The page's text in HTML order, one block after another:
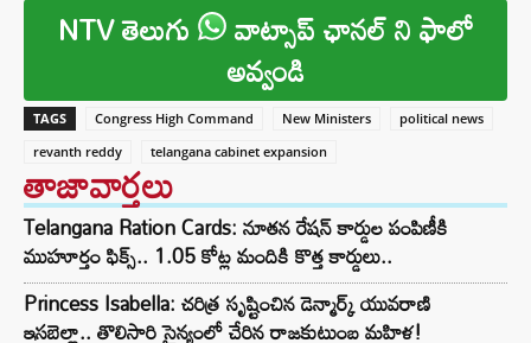
NTV తెలుగు వాట్సాప్ ఛానల్ ని ఫాలో
అవ్వండి
TAGS Congress High Command New Ministers
political news
revanth reddy
telangana cabinet expansion
తాజావార్తలు
Telangana Ration Cards: నూతన రేషన్ కార్డుల పంపిణీకి
ముహూర్తం ఫిక్స్‌.. 1.05 కోట్ల మందికి కొత్త కార్డులు..
Princess Isabella: చరిత్ర సృష్టించిన డెన్మార్క్ యువరాణి
ఇసబెల్లా.. తొలిసారి సైన్యంలో చేరిన రాజకుటుంబ మహిళ!